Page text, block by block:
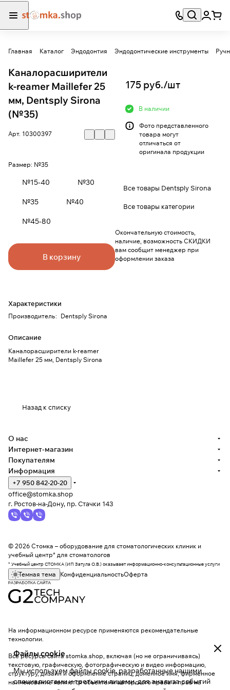
Главная Каталог Эндодонтия Эндодонтические инструменты
Каналорасширители
k-reamer Maillefer 25
мм, Dentsply Sirona
(№35)
Арт. 10300397
Размер: №35
№15-40 №30
№35 №40
№45-80
В корзину
Характеристики
Производитель: Dentsply Sirona
Описание
Каналорасширители k-reamer
Maillefer 25 мм, Dentsply Sirona
175 руб./шт
В наличии
Фото представленного
товара могут
отличаться от
оригинала продукции
Все товары Dentsply Sirona
Все товары категории
Окончательную стоимость,
наличие, возможность СКИДКИ
вам сообщит менеджер при
оформлении заказа
Назад к списку
Файлы cookie
Мы используем файлы cookie, разработанные нашими
специалистами и третьими лицами, для анализа событий
О нас
Интернет-магазин
Покупателям
Информация
+7 950 842-20-20
office@stomka.shop
г. Ростов-на-Дону, пр. Стачки 143
© 2026 Стомка – оборудование для стоматологических клиник и
учебный центр* для стоматологов
* Учебный центр СТОМКА (ИП Затула О.В.) оказывает информационно-консультационные услуги
Темная тема КонфиденциальностьОферта
На информационном ресурсе применяются рекомендательные
технологии.
Все ресурсы сайта stomka.shop, включая (но не ограничиваясь)
текстовую, графическую, фотографическую и видео информацию,
структуру, дизайн и оформление страниц, доменное имя, фирменное
наименование являются объектами авторского права и прав на